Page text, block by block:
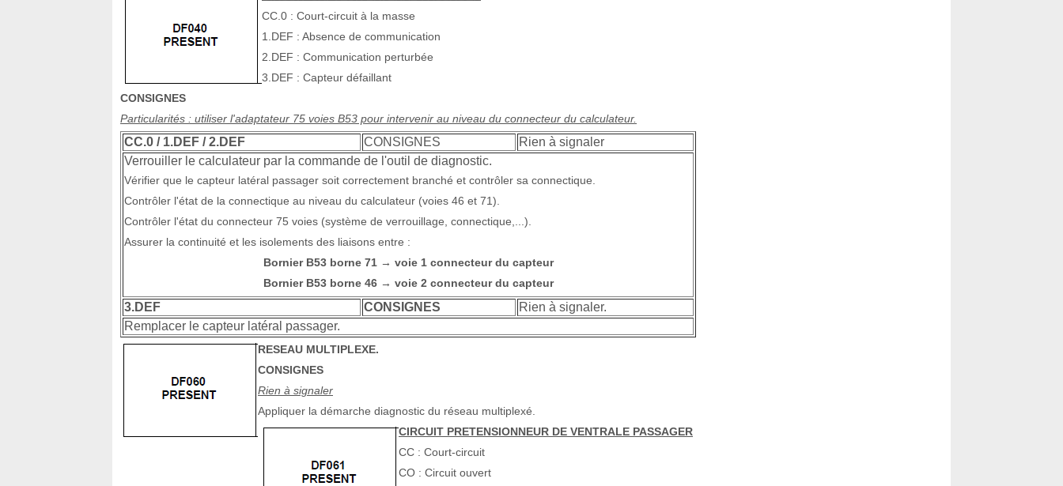
CC.0 : Court-circuit à la masse
1.DEF : Absence de communication
2.DEF : Communication perturbée
3.DEF : Capteur défaillant
CONSIGNES
Particularités : utiliser l'adaptateur 75 voies B53 pour intervenir au niveau du connecteur du calculateur.
CC.0 / 1.DEF / 2.DEF CONSIGNES
Rien à signaler
Verrouiller le calculateur par la commande de l'outil de diagnostic.
Vérifier que le capteur latéral passager soit correctement branché et contrôler sa connectique.
Contrôler l'état de la connectique au niveau du calculateur (voies 46 et 71).
Contrôler l'état du connecteur 75 voies (système de verrouillage, connectique,...).
Assurer la continuité et les isolements des liaisons entre :
Bornier B53 borne 71 → voie 1 connecteur du capteur
Bornier B53 borne 46 → voie 2 connecteur du capteur
3.DEF CONSIGNES
Rien à signaler.
Remplacer le capteur latéral passager.
RESEAU MULTIPLEXE.
CONSIGNES
Rien à signaler
Appliquer la démarche diagnostic du réseau multiplexé.
CIRCUIT PRETENSIONNEUR DE VENTRALE PASSAGER
CC : Court-circuit
CO : Circuit ouvert